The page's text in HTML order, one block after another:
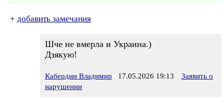
+ добавить замечания
Шче не вмерла и Украина.)
Дзякую!
Кабердин Владимир 17.05.2026 19:13
Заявить о
нарушении